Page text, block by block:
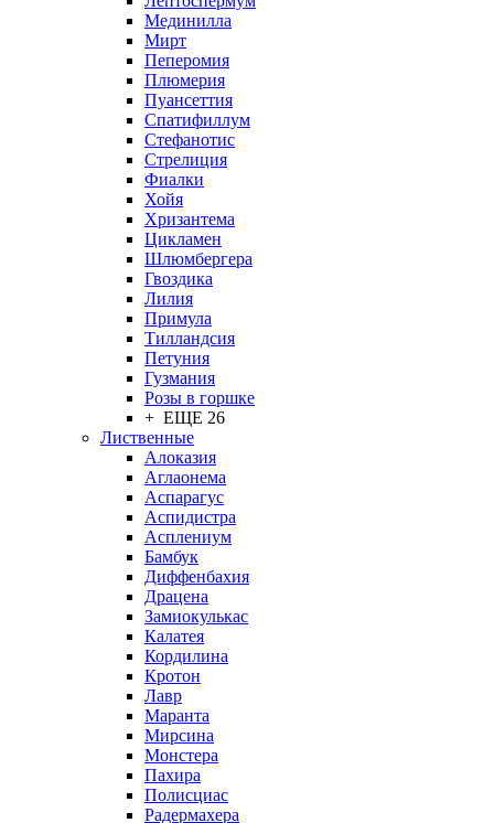
Мединилла
Мирт
Пеперомия
Плюмерия
Пуансеттия
Спатифиллум
Стефанотис
Стрелиция
Фиалки
Хойя
Хризантема
Цикламен
Шлюмбергера
Гвоздика
Лилия
Примула
Тилландсия
Петуния
Гузмания
Розы в горшке
+ ЕЩЕ 26
Лиственные
Алоказия
Аглаонема
Аспарагус
Аспидистра
Асплениум
Бамбук
Диффенбахия
Драцена
Замиокулькас
Калатея
Кордилина
Кротон
Лавр
Маранта
Мирсина
Монстера
Пахира
Полисциас
Радермахера